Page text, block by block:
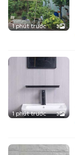
1 phút trước 3
1 phút trước 3